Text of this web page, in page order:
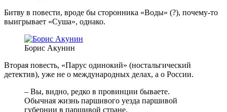
Битву в повести, вроде бы сторонника «Воды» (?), почему-то
выигрывает «Суша», однако.
Борис Акунин
Вторая повесть, «Парус одинокий» (ностальгический
детектив), уже не о международных делах, а о России.
– Вы, видно, редко в провинции бываете.
Обычная жизнь паршивого уезда паршивой
губернии в паршивой стране.